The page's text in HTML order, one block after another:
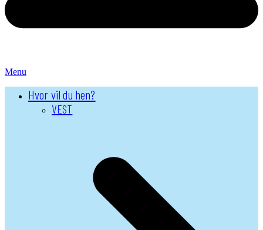
Menu
Hvor vil du hen?
VEST